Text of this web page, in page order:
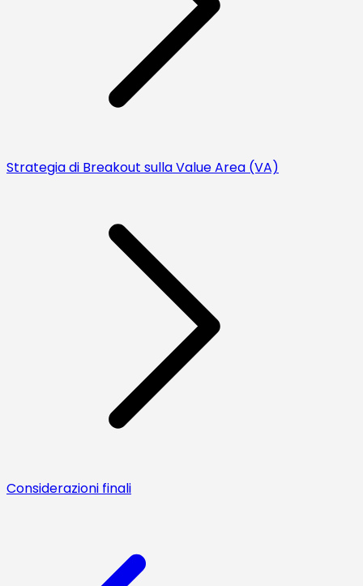
Strategia di Breakout sulla Value Area (VA)
Considerazioni finali